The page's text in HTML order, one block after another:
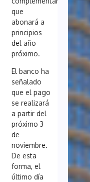
que
abonará a
principios
del año
próximo.
El banco ha
señalado
que el pago
se realizará
a partir del
próximo 3
de
noviembre.
De esta
forma, el
último día